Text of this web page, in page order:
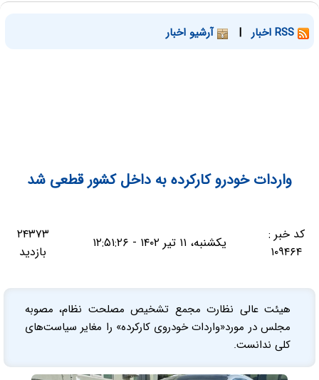
| آرشیو اخبار
واردات خودرو کارکرده به داخل کشور قطعی شد
کد خبر :
۱۰۹۴۶۴
یکشنبه، ۱۱ تیر ۱۴۰۲ - ۱۲:۵۱:۲۶
۲۴۳۷۳
بازدید
هیئت عالی نظارت مجمع تشخیص مصلحت نظام، مصوبه
مجلس در مورد«واردات خودروی کارکرده» را مغایر سیاست‌های
کلی ندانست.